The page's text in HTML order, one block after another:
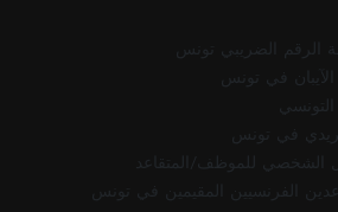
الرقم الضريبي تونس
في تونس
في تونس
الشخصي للموظف/المتقاعد
الفرنسيين المقيمين في تونس